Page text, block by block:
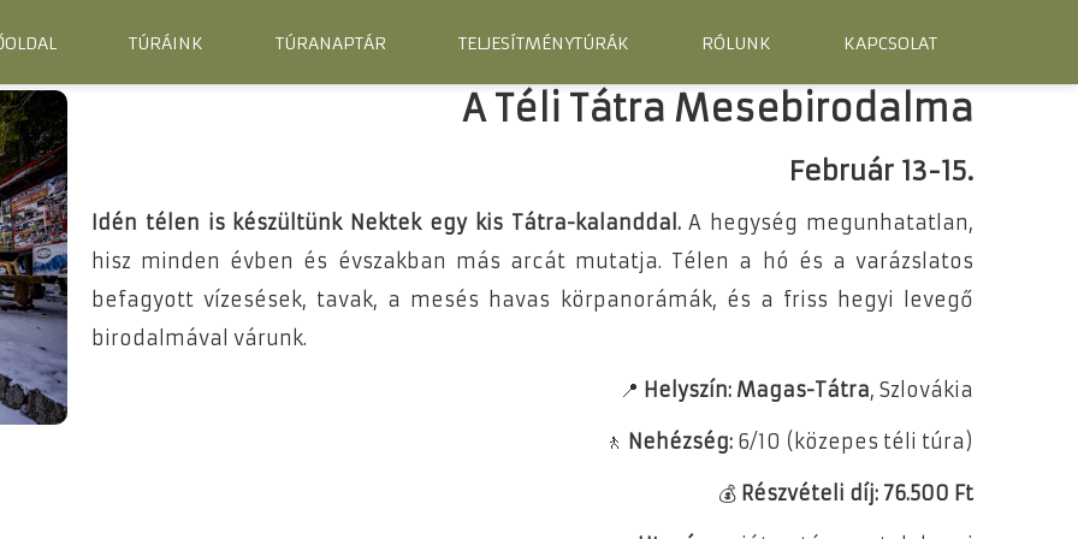
TÚRÁINK TÚRANAPTÁR TELJESÍTMÉNYTÚRÁK RÓLUNK KAPCSOLAT
A Téli Tátra Mesebirodalma
Február 13-15.
Idén télen is készültünk Nektek egy kis Tátra-kalanddal.A hegység megunhatatlan,
hisz minden évben és évszakban más arcát mutatja. Télen a hó és a varázslatos
befagyott vízesések, tavak, a mesés havas körpanorámák, és a friss hegyi levegő
birodalmával várunk.
📍 Helyszín: Magas-Tátra, Szlovákia
🚶 Nehézség: 6/10 (közepes téli túra)
💰 Részvételi díj: 76.500 Ft